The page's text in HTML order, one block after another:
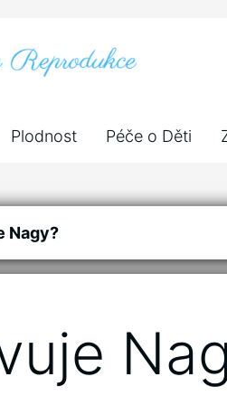
Plodnost Péče o Děti
Nagy?